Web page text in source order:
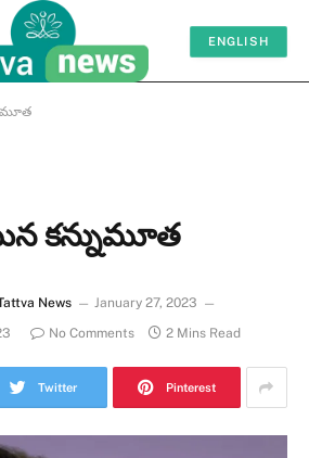
ENGLISH
కన్నుమూత
News
January 27, 2023
No Comments 2 Mins Read
Twitter Pinterest